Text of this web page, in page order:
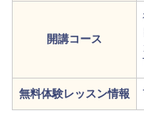
開講コース
無料体験レッスン情報